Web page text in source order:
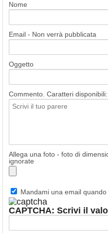
Nome
Email - Non verrà pubblicata
Oggetto
Commento. Caratteri disponibili:
Allega una foto - foto di
ignorate
Mandami una email
CAPTCHA: Scrivi il